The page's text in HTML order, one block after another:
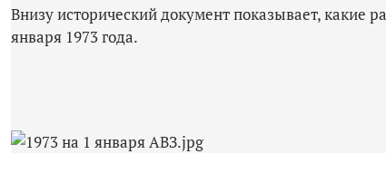
Внизу исторический документ показывает, какие
января 1973 года.